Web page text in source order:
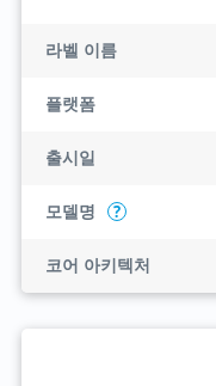
라벨 이름
플랫폼
출시일
모델명 ?
코어 아키텍처